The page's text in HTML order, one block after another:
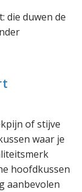
die duwen de
of stijve
waar je
hoofdkussen
aanbevolen